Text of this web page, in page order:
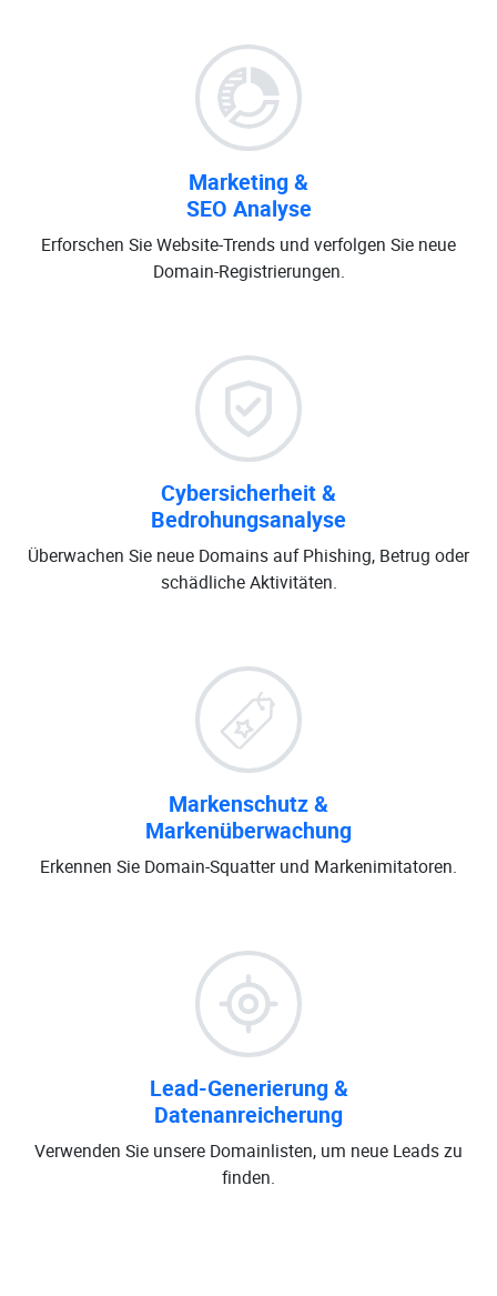
Marketing &
SEO Analyse
Erforschen Sie Website-Trends und verfolgen Sie neue
Domain-Registrierungen.
Cybersicherheit &
Bedrohungsanalyse
Überwachen Sie neue Domains auf Phishing, Betrug oder
schädliche Aktivitäten.
Markenschutz &
Markenüberwachung
Erkennen Sie Domain-Squatter und Markenimitatoren.
Lead-Generierung &
Datenanreicherung
Verwenden Sie unsere Domainlisten, um neue Leads zu
finden.